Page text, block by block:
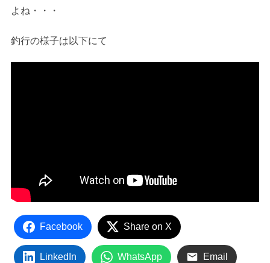
よね・・・
釣行の様子は以下にて
Facebook Share on X
LinkedIn WhatsApp Email